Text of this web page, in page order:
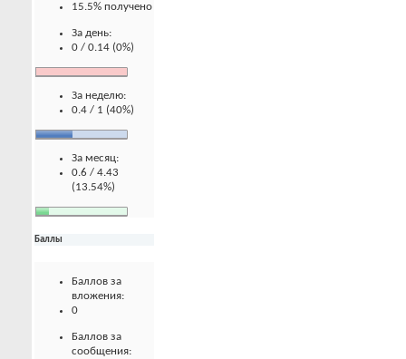
15.5% получено
За день:
0 / 0.14 (0%)
За неделю:
0.4 / 1 (40%)
За месяц:
0.6 / 4.43
(13.54%)
Баллы
Баллов за
вложения:
0
Баллов за
сообщения: